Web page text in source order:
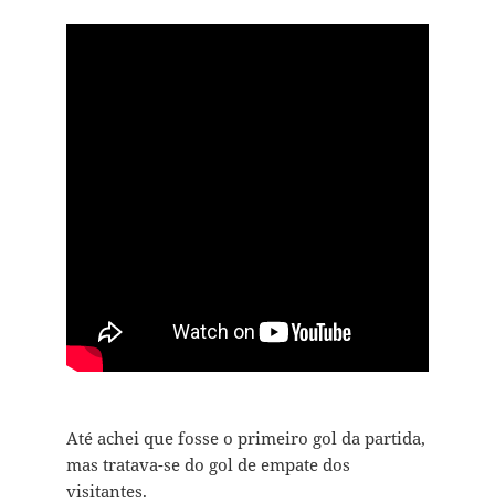
Até achei que fosse o primeiro gol da partida,
mas tratava-se do gol de empate dos
visitantes.